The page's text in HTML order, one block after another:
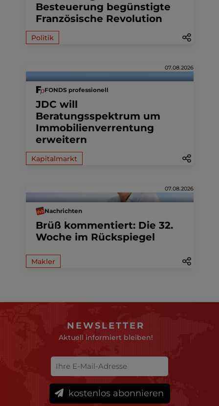
Besteuerung begünstigte
Französische Revolution
Politik
07.08.2026
FONDS professionell
JDC will
Beratungsspektrum um
Immobilienverrentung
erweitern
Kapitalmarkt
07.08.2026
Nachrichten
Brüß kommentiert: Die 32.
Woche im Rückspiegel
Makler
NEWSLETTER
Aktuell informiert bleiben!
kostenlos abonnieren